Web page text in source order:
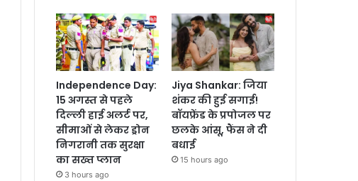
Independence Day:
15 अगस्त से पहले
दिल्ली हाई अलर्ट पर,
सीमाओं से लेकर ड्रोन
निगरानी तक सुरक्षा
का सख्त प्लान
3 hours ago
Jiya Shankar: जिया
शंकर की हुई सगाई!
बॉयफ्रेंड के प्रपोजल पर
छलके आंसू, फैंस ने दी
बधाई
15 hours ago